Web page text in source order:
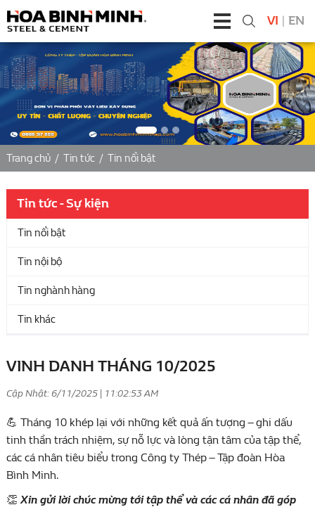
VI | EN
Trang chủ/ Tin tức/ Tin nổi bật
Tin tức - Sự kiện
Tin nổi bật
Tin nội bộ
Tin nghành hàng
Tin khác
VINH DANH THÁNG 10/2025
Cập Nhật: 6/11/2025 | 11:02:53 AM
💪 Tháng 10 khép lại với những kết quả ấn tượng – ghi dấu
tinh thần trách nhiệm, sự nỗ lực và lòng tận tâm của tập thể,
các cá nhân tiêu biểu trong Công ty Thép – Tập đoàn Hòa
Bình Minh.
👏 Xin gửi lời chúc mừng tới tập thể và các cá nhân đã góp